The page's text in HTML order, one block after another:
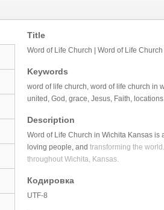
Title
Word of Life Church | Word of Life
Keywords
word of life church, word of life church in
united, God, grace, Jesus, Faith,
Description
Word of Life Church in Wichita Kansas
loving people, and transforming the
throughout Wichita, Kansas.
Кодировка
UTF-8